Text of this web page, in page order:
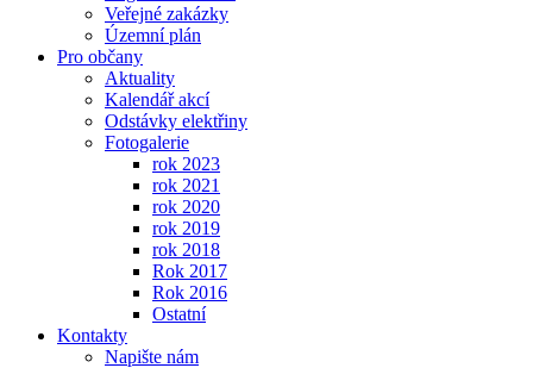
Veřejné zakázky
Územní plán
Pro občany
Aktuality
Kalendář akcí
Odstávky elektřiny
Fotogalerie
rok 2023
rok 2021
rok 2020
rok 2019
rok 2018
Rok 2017
Rok 2016
Ostatní
Kontakty
Napište nám